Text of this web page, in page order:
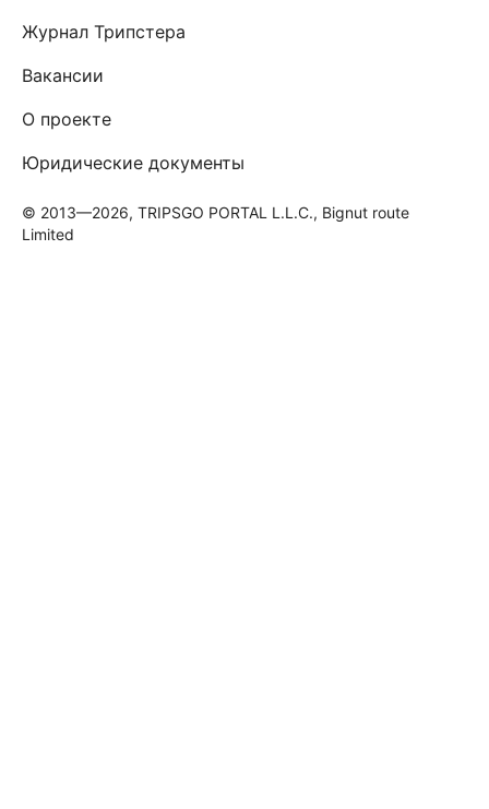
Журнал Трипстера
Вакансии
О проекте
Юридические документы
© 2013—2026, TRIPSGO PORTAL L.L.C., Bignut route
Limited